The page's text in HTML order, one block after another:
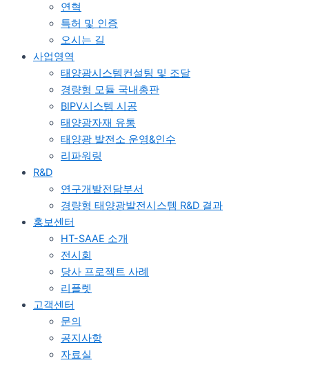
연혁
특허 및 인증
오시는 길
사업영역
태양광시스템컨설팅 및 조달
경량형 모듈 국내총판
BIPV시스템 시공
태양광자재 유통
태양광 발전소 운영&인수
리파워링
R&D
연구개발전담부서
경량형 태양광발전시스템 R&D 결과
홍보센터
HT-SAAE 소개
전시회
당사 프로젝트 사례
리플렛
고객센터
문의
공지사항
자료실